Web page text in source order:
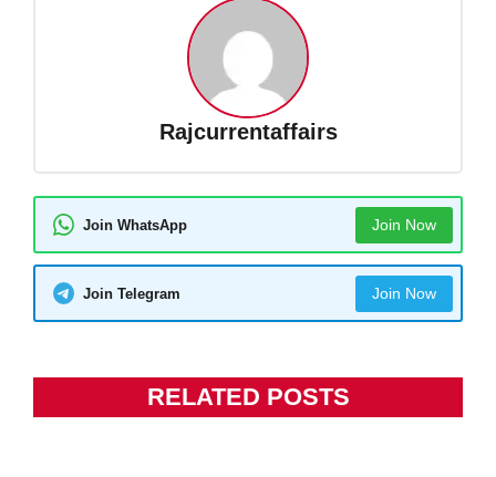
Rajcurrentaffairs
Join WhatsApp Join Now
Join Telegram Join Now
RELATED POSTS